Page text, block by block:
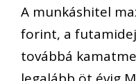
A munkáshitel
forint, a
továbbá